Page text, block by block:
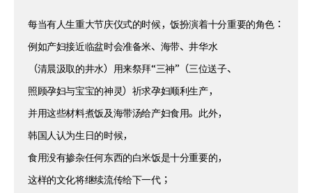
每当有人生重大节庆仪式的时候，饭扮演着十分重要的角色：
例如产妇接近临盆时会准备米、海带、井华水
（清晨汲取的井水）用来祭拜“三神”（三位送子、
照顾孕妇与宝宝的神灵）祈求孕妇顺利生产，
并用这些材料煮饭及海带汤给产妇食用。此外，
韩国人认为生日的时候，
食用没有掺杂任何东西的白米饭是十分重要的，
这样的文化将继续流传给下一代；